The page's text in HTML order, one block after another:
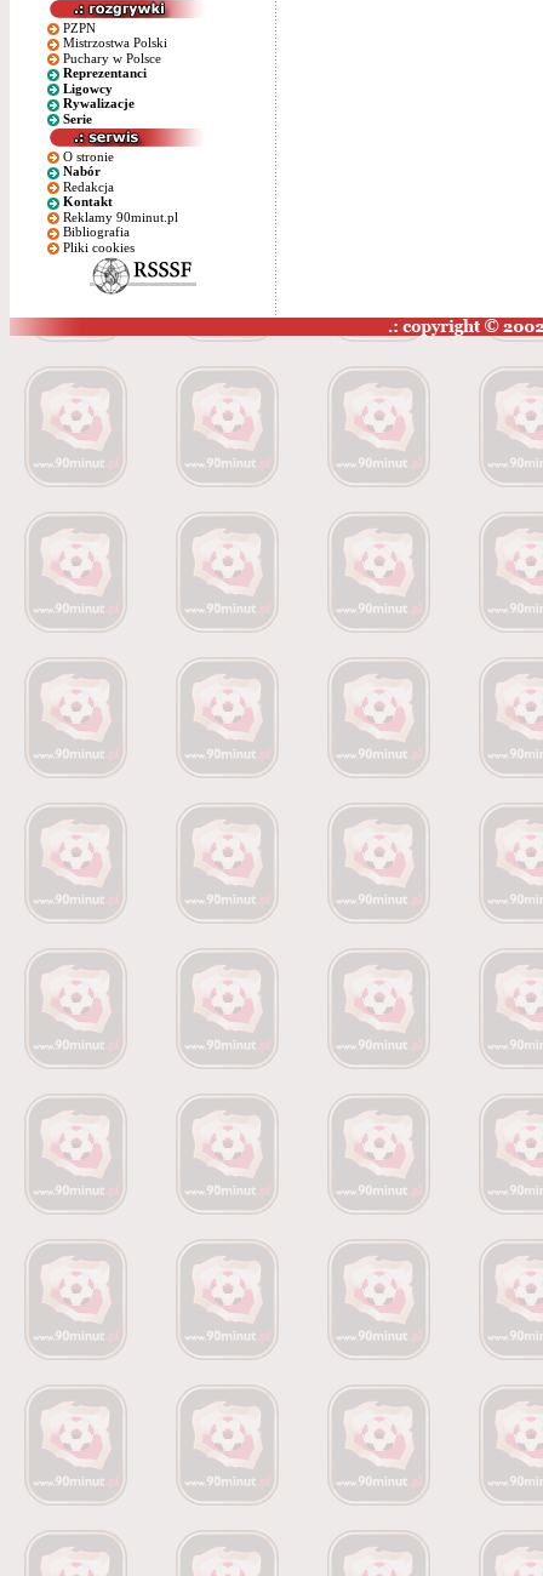
PZPN
Mistrzostwa Polski
Puchary w Polsce
Reprezentanci
Ligowcy
Rywalizacje
Serie
O stronie
Nabór
Redakcja
Kontakt
Reklamy 90minut.pl
Bibliografia
Pliki cookies